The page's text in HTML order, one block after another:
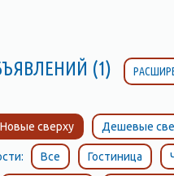
(1)
Новые сверху Дешевые
Все Гостиница